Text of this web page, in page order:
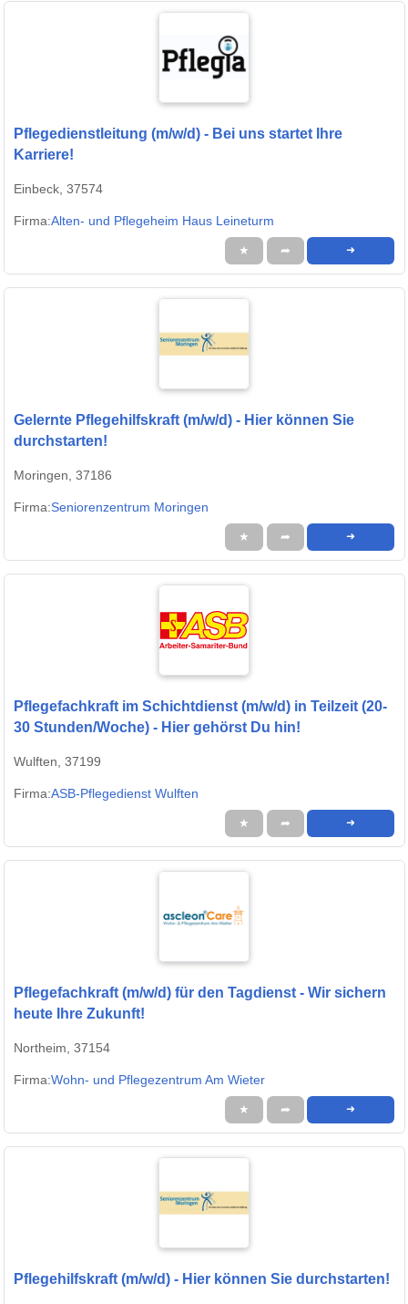
Pflegedienstleitung (m/w/d) - Bei uns startet Ihre
Karriere!
Einbeck, 37574
Firma:Alten- und Pflegeheim Haus Leineturm
★ ➦ ➜
Gelernte Pflegehilfskraft (m/w/d) - Hier können Sie
durchstarten!
Moringen, 37186
Firma:Seniorenzentrum Moringen
★ ➦ ➜
Pflegefachkraft im Schichtdienst (m/w/d) in Teilzeit (20-
30 Stunden/Woche) - Hier gehörst Du hin!
Wulften, 37199
Firma:ASB-Pflegedienst Wulften
★ ➦ ➜
Pflegefachkraft (m/w/d) für den Tagdienst - Wir sichern
heute Ihre Zukunft!
Northeim, 37154
Firma:Wohn- und Pflegezentrum Am Wieter
★ ➦ ➜
Pflegehilfskraft (m/w/d) - Hier können Sie durchstarten!